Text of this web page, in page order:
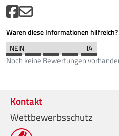
Waren diese Informationen hilfreich?
Noch keine Bewertungen
Kontakt
Wettbewerbsschutz